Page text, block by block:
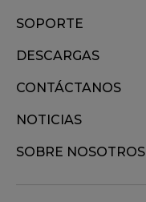
SOPORTE
DESCARGAS
CONTÁCTANOS
NOTICIAS
SOBRE NOSOTROS